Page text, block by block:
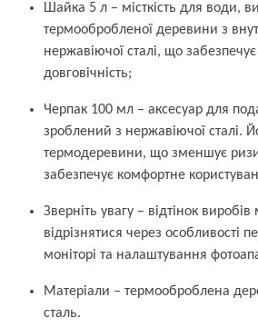
Шайка 5 л – місткість для води,
термообробленої деревини з
нержавіючої сталі, що
довговічність;
Черпак 100 мл – аксесуар для
зроблений з нержавіючої сталі.
термодеревини, що зменшує
забезпечує комфортне
Зверніть увагу – відтінок
відрізнятися через особливості
моніторі та налаштування
Матеріали – термооброблена
сталь.